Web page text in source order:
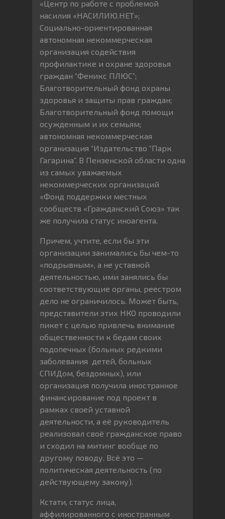
«Центр по работе с проблемой
насилия «НАСИЛИЮ.НЕТ»;
Социально-ориентированная
автономная некоммерческая
организация содействия
профилактике и охране здоровья
граждан “Феникс ПЛЮС”;
Благотворительный фонд охраны
здоровья и защиты прав граждан;
Благотворительный фонд помощи
осужденным и их семьям;
автономная некоммерческая
организация “Издательство “Парк
Гагарина”. В Пензенской области одна
из самых уважаемых
некоммерческих организаций
«Фонд поддержки местных
сообществ «Гражданский Союз» так
же получила статус иноагента.
Причем, учтите, если бы эти
организации занимались бы чем-то
«подрывным», а не уставной
деятельностью, ими занялись бы
соответствующие органы, реестром
дело не ограничилось. Может быть,
представители этих НКО проводили
пикет с целью привлечь внимание
общественности к бедам своих
подопечных (больных редкими
заболевания детей, больных
СПИДом, бездомных), или
организация получила иностранное
финансирование под проект в
рамках своей уставной
деятельности, а её руководитель
реализовал своё гражданское право
и сходил на митинг вообще по
другому поводу. Всё это —
политическая деятельность (по
действующему закону).
Кстати, статус лица,
аффилированного с иностранным